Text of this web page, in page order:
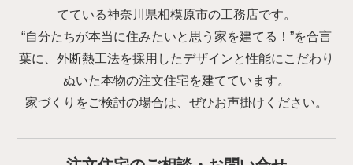
てている神奈川県相模原市の工務店です。
“自分たちが本当に住みたいと思う家を建てる！”を合言
葉に、外断熱工法を採用したデザインと性能にこだわり
ぬいた本物の注文住宅を建てています。
家づくりをご検討の場合は、ぜひお声掛けください。